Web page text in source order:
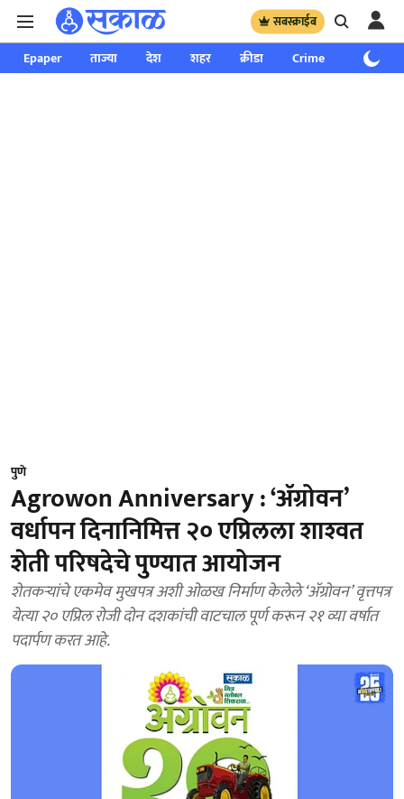
सबस्क्राईब
Epaper ताज्या देश शहर क्रीडा Crime साप्ताहिक
पुणे
Agrowon Anniversary : ‘ॲग्रोवन’
वर्धापन दिनानिमित्त २० एप्रिलला शाश्‍वत
शेती परिषदेचे पुण्यात आयोजन
शेतकऱ्यांचे एकमेव मुखपत्र अशी ओळख निर्माण केलेले ‘ॲग्रोवन’ वृत्तपत्र
येत्या २० एप्रिल रोजी दोन दशकांची वाटचाल पूर्ण करून २१ व्या वर्षात
पदार्पण करत आहे.